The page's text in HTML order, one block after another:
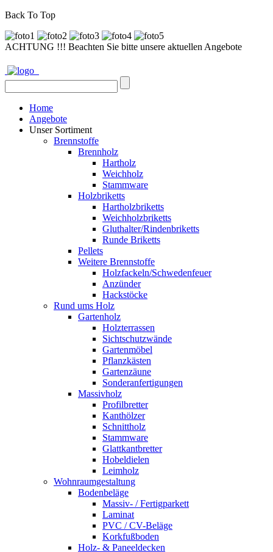
Back To Top
ACHTUNG !!! Beachten Sie bitte unsere aktuellen Angebote
Home
Angebote
Unser Sortiment
Brennstoffe
Brennholz
Hartholz
Weichholz
Stammware
Holzbriketts
Hartholzbriketts
Weichholzbriketts
Gluthalter/Rindenbriketts
Runde Briketts
Pellets
Weitere Brennstoffe
Holzfackeln/Schwedenfeuer
Anzünder
Hackstöcke
Rund ums Holz
Gartenholz
Holzterrassen
Sichtschutzwände
Gartenmöbel
Pflanzkästen
Gartenzäune
Sonderanfertigungen
Massivholz
Profilbretter
Kanthölzer
Schnittholz
Stammware
Glattkantbretter
Hobeldielen
Leimholz
Wohnraumgestaltung
Bodenbeläge
Massiv- / Fertigparkett
Laminat
PVC / CV-Beläge
Korkfußboden
Holz- & Paneeldecken